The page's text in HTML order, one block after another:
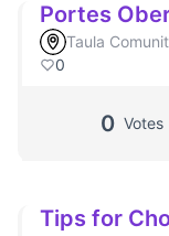
Portes
Taula
0
0 Votes
Tips for